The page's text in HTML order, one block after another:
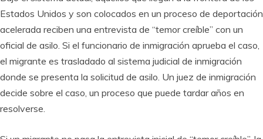
Estados Unidos y son colocados en un proceso de deportación
acelerada reciben una entrevista de “temor creíble” con un
oficial de asilo. Si el funcionario de inmigración aprueba el caso,
el migrante es trasladado al sistema judicial de inmigración
donde se presenta la solicitud de asilo. Un juez de inmigración
decide sobre el caso, un proceso que puede tardar años en
resolverse.